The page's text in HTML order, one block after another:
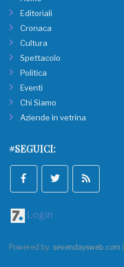
Editoriali
Cronaca
Cultura
Spettacolo
Politica
Eventi
Chi Siamo
Aziende in vetrina
#SEGUICI:
Login
Powered by: sevendaysweb.com